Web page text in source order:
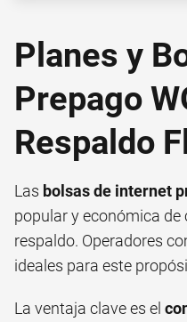
Planes y
Prepago
Respaldo
Las bolsas de internet
popular y económica
respaldo. Operadores
ideales para este
La ventaja clave es el